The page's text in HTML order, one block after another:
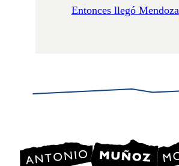
Entonces llegó Mendoza